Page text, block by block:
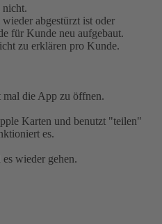
nicht.
abgestürzt ist oder
für Kunde neu aufgebaut.
zu erklären pro Kunde.
mal die App zu öffnen.
Karten und benutzt "teilen"
es.
wieder gehen.